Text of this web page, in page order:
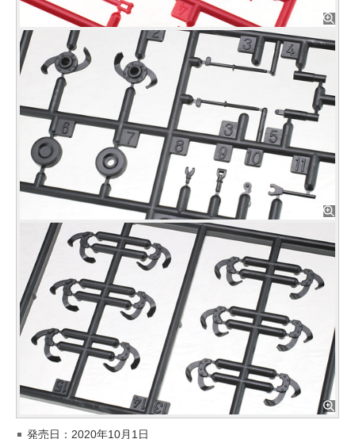
発売日：2020年10月1日